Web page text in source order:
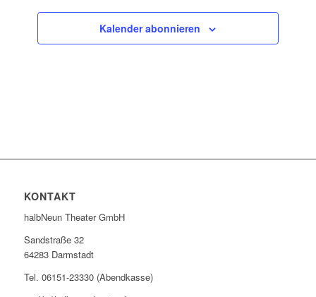
Kalender abonnieren
KONTAKT
halbNeun Theater GmbH
Sandstraße 32
64283 Darmstadt
Tel. 06151-23330 (Abendkasse)